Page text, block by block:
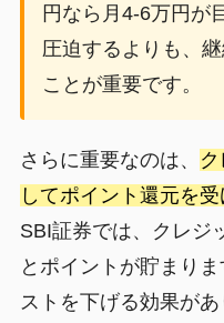
円なら月4-6万円が
圧迫するよりも、
ことが重要です。
さらに重要なのは、
してポイント還元を受
SBI証券では、クレジ
とポイントが貯まり
ストを下げる効果が